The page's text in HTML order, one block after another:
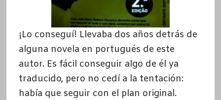
¡Lo conseguí! Llevaba dos años detrás de
alguna novela en portugués de este
autor. Es fácil conseguir algo de él ya
traducido, pero no cedí a la tentación:
había que seguir con el plan original.